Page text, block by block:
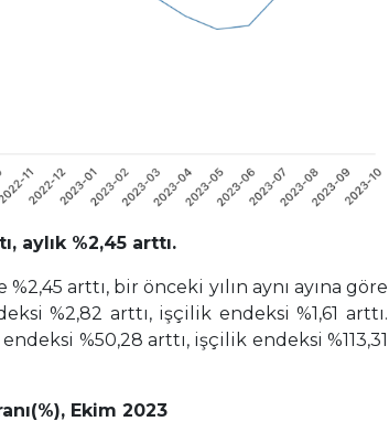
aylık %2,45 arttı.
arttı, bir önceki yılın aynı ayına göre
%2,82 arttı, işçilik endeksi %1,61 arttı.
%50,28 arttı, işçilik endeksi %113,31
Ekim 2023